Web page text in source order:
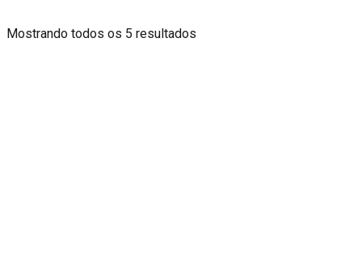
Mostrando todos os 5 resultados